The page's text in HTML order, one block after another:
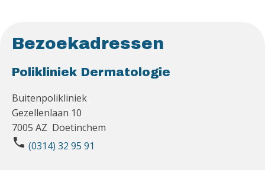
Bezoekadressen
Polikliniek Dermatologie
Buitenpolikliniek
Gezellenlaan 10
7005 AZ Doetinchem
phone (0314) 32 95 91